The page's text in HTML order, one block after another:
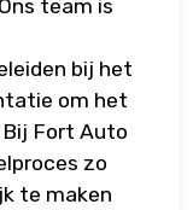
team is
bij het
om het
Fort Auto
zo
te maken